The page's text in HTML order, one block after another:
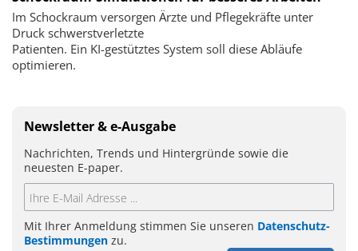
Im Schockraum versorgen Ärzte und Pflegekräfte unter
Druck schwerstverletzte
Patienten. Ein KI-gestütztes System soll diese Abläufe
optimieren.
Newsletter & e-Ausgabe
Nachrichten, Trends und Hintergründe sowie die
neuesten E-paper.
Mit Ihrer Anmeldung stimmen Sie unseren Datenschutz-
Bestimmungen zu.